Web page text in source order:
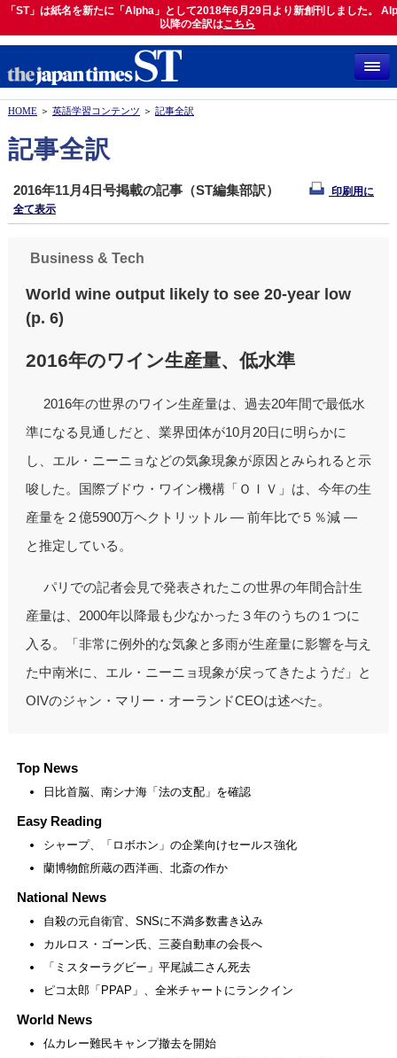
「ST」は紙名を新たに「Alpha」として2018年6月29日より新創刊しました。
以降の全訳はこちら
「ST」は紙名を新たに「Alpha」として2018年6月29日より新創刊しました。
以降の全訳はこちら
HOME＞ 英語学習コンテンツ ＞ 記事全訳
記事全訳
2016年11月4日号掲載の記事（ST編集部訳）
印刷用に
全て表示
Business & Tech
World wine output likely to see 20-year low
(p. 6)
2016年のワイン生産量、低水準
2016年の世界のワイン生産量は、過去20年間で最低水
準になる見通しだと、業界団体が10月20日に明らかに
し、エル・ニーニョなどの気象現象が原因とみられると示
唆した。国際ブドウ・ワイン機構「ＯＩＶ」は、今年の生
産量を２億5900万ヘクトリットル ― 前年比で５％減 ―
と推定している。
パリでの記者会見で発表されたこの世界の年間合計生
産量は、2000年以降最も少なかった３年のうちの１つに
入る。「非常に例外的な気象と多雨が生産量に影響を与え
た中南米に、エル・ニーニョ現象が戻ってきたようだ」と
OIVのジャン・マリー・オーランドCEOは述べた。
Top News
日比首脳、南シナ海「法の支配」を確認
Easy Reading
シャープ、「ロボホン」の企業向けセールス強化
蘭博物館所蔵の西洋画、北斎の作か
National News
自殺の元自衛官、SNSに不満多数書き込み
カルロス・ゴーン氏、三菱自動車の会長へ
「ミスターラグビー」平尾誠二さん死去
ピコ太郎「PPAP」、全米チャートにランクイン
World News
仏カレー難民キャンプ撤去を開始